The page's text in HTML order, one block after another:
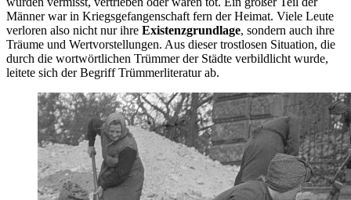
Männer war in Kriegsgefangenschaft fern der Heimat. Viele Leute
verloren also nicht nur ihre Existenzgrundlage, sondern auch ihre
Träume und Wertvorstellungen. Aus dieser trostlosen Situation, die
durch die wortwörtlichen Trümmer der Städte verbildlicht wurde,
leitete sich der Begriff Trümmerliteratur ab.